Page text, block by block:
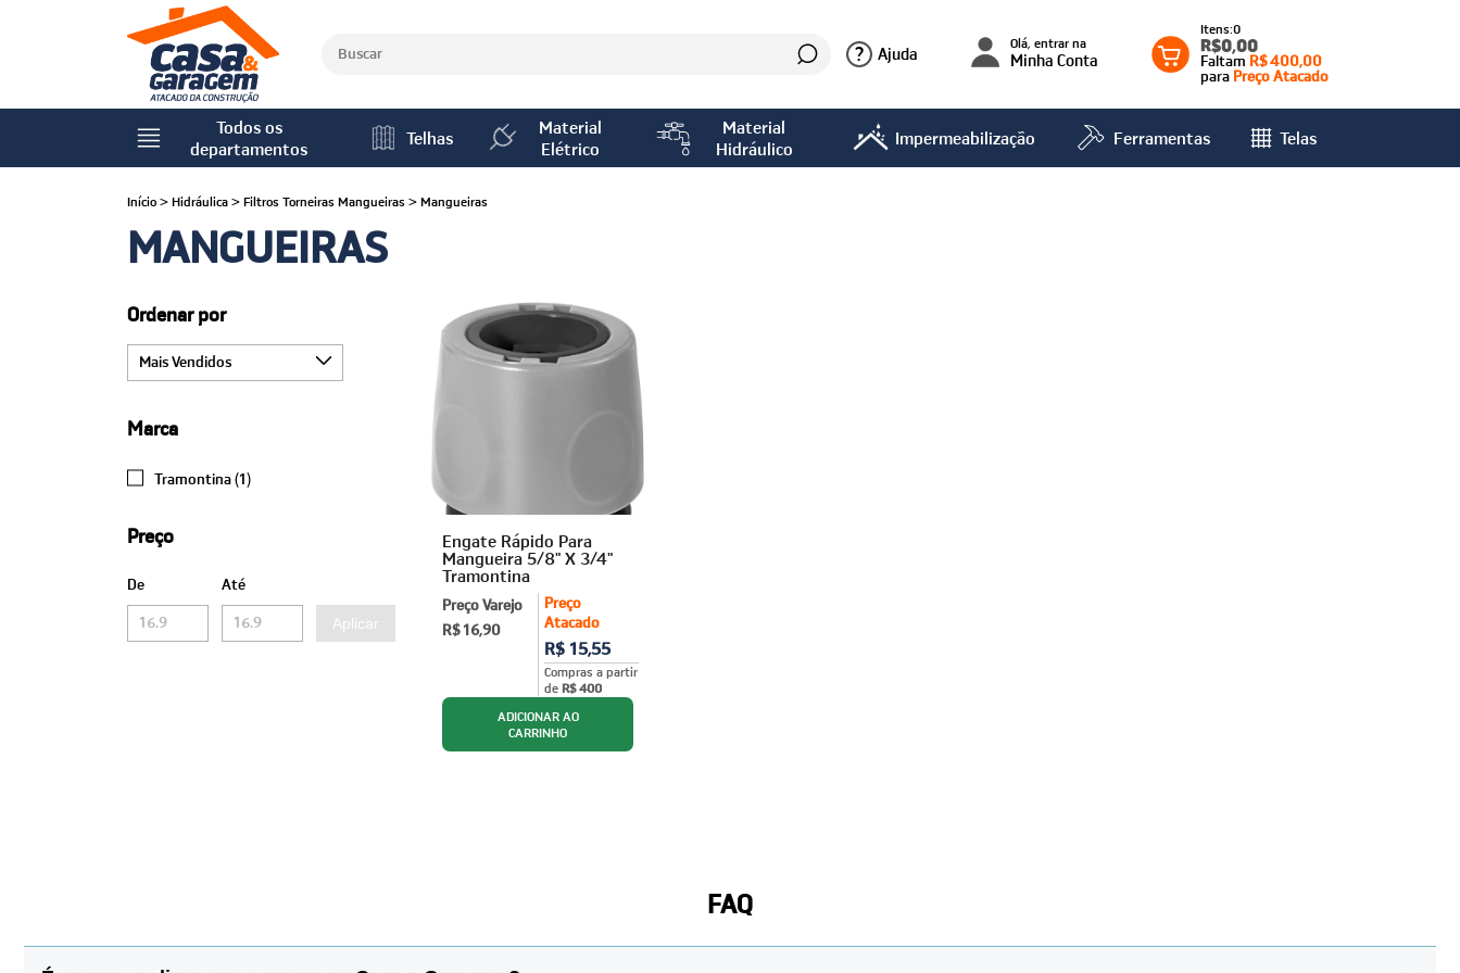
? Ajuda Olá, entrar na
Minha Conta
0
R$0,00
Faltam R$ 400,00
para Preço Atacado
Todos os
departamentos
Telhas
Material
Elétrico
Material
Hidráulico
Impermeabilização Ferramentas Telas
Início > Hidráulica > Filtros Torneiras Mangueiras > Mangueiras
MANGUEIRAS
Ordenar por
Marca
Tramontina (1)
Preço
De Até
Aplicar
Engate Rápido Para
Mangueira 5/8" X 3/4"
Tramontina
Preço
Atacado
R$ 15,55
Compras a partir
de R$ 400
Preço Varejo
R$ 16,90
FAQ